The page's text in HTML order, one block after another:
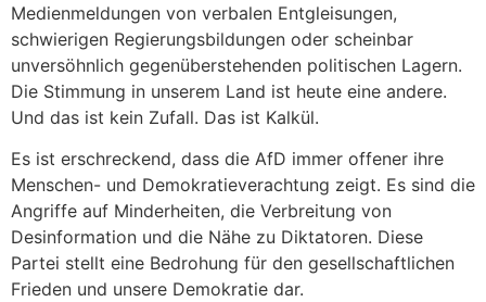
Medienmeldungen von verbalen Entgleisungen,
schwierigen Regierungsbildungen oder scheinbar
unversöhnlich gegenüberstehenden politischen Lagern.
Die Stimmung in unserem Land ist heute eine andere.
Und das ist kein Zufall. Das ist Kalkül.
Es ist erschreckend, dass die AfD immer offener ihre
Menschen- und Demokratieverachtung zeigt. Es sind die
Angriffe auf Minderheiten, die Verbreitung von
Desinformation und die Nähe zu Diktatoren. Diese
Partei stellt eine Bedrohung für den gesellschaftlichen
Frieden und unsere Demokratie dar.